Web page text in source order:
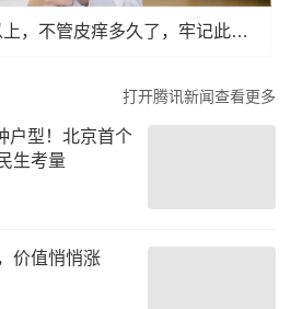
凡是皮肤瘙痒1月以上，不管皮痒多久了，牢记此法，快！准！狠！
打开腾讯新闻查看更多
户型！北京首个
生考量
价值悄悄涨